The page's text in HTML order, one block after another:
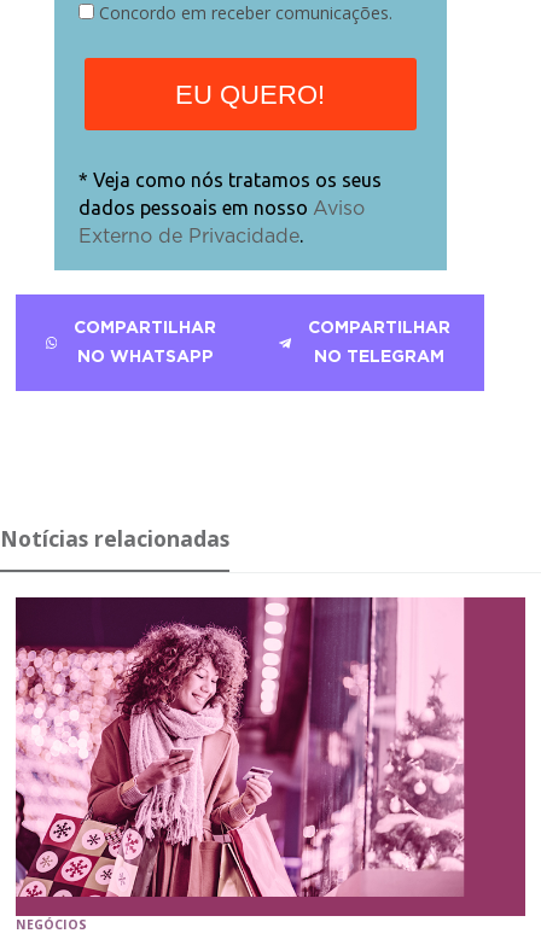
Concordo em receber comunicações.
EU QUERO!
* Veja como nós tratamos os seus
dados pessoais em nosso Aviso
Externo de Privacidade.
COMPARTILHAR
NO WHATSAPP
COMPARTILHAR
NO TELEGRAM
Notícias relacionadas
NEGÓCIOS